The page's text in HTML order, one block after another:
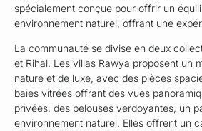
spécialement conçue pour offrir un
environnement naturel, offrant une
La communauté se divise en deux
et Rihal. Les villas Rawya proposent un
nature et de luxe, avec des pièces
baies vitrées offrant des vues
privées, des pelouses verdoyantes, un
environnement naturel. Elles offrent un